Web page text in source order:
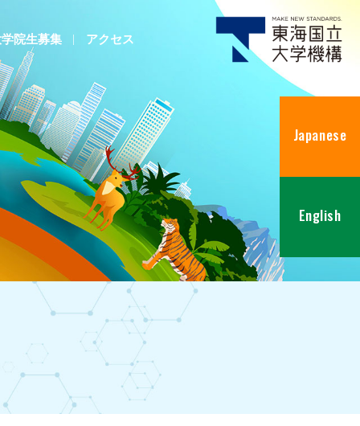
学院生募集 アクセス
Japanese
English